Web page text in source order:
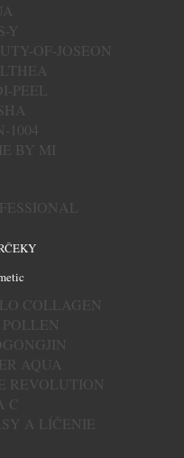
Y
OF-JOSEON
PEEL
1004
BY MI
COLLAGEN
POLLEN
AQUA
REVOLUTION
A LÍČENIE